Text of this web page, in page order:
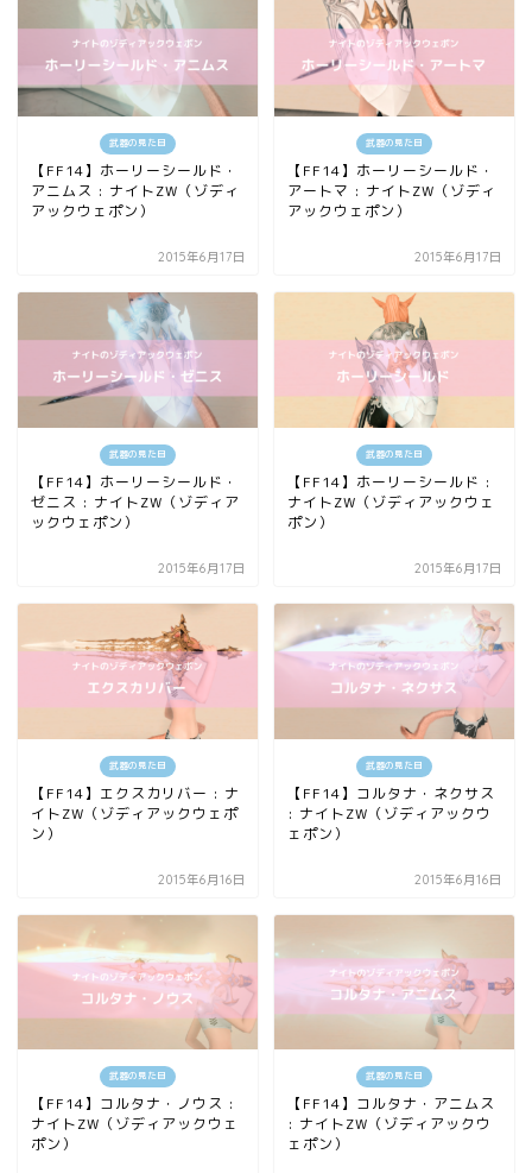
武器の見た目
【FF14】ホーリーシールド・
アニムス : ナイトZW（ゾディ
アックウェポン）
2015年6月17日
武器の見た目
【FF14】ホーリーシールド・
アートマ : ナイトZW（ゾディ
アックウェポン）
2015年6月17日
武器の見た目
【FF14】ホーリーシールド・
ゼニス : ナイトZW（ゾディア
ックウェポン）
2015年6月17日
武器の見た目
【FF14】ホーリーシールド :
ナイトZW（ゾディアックウェ
ポン）
2015年6月17日
武器の見た目
【FF14】エクスカリバー : ナ
イトZW（ゾディアックウェポ
ン）
2015年6月16日
武器の見た目
【FF14】コルタナ・ネクサス
: ナイトZW（ゾディアックウ
ェポン）
2015年6月16日
武器の見た目
【FF14】コルタナ・ノウス :
ナイトZW（ゾディアックウェ
ポン）
武器の見た目
【FF14】コルタナ・アニムス
: ナイトZW（ゾディアックウ
ェポン）